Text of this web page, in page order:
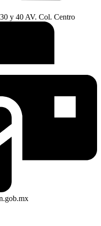
y 40 AV. Col. Centro